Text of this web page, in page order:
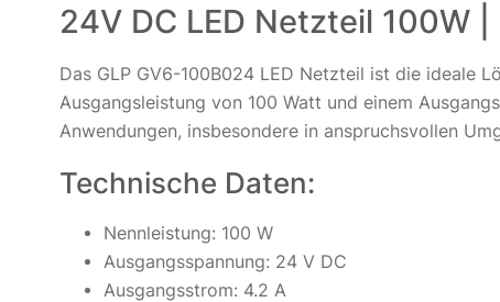
24V DC LED Netzteil 100W
Das GLP GV6-100B024 LED Netzteil ist die ideale
Ausgangsleistung von 100 Watt und einem
Anwendungen, insbesondere in anspruchsvollen
Technische Daten:
Nennleistung: 100 W
Ausgangsspannung: 24 V DC
Ausgangsstrom: 4.2 A